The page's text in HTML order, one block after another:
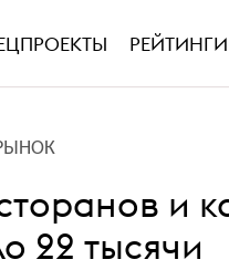
РЕЙТИНГИ
и
22 тысячи